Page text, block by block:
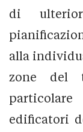
di
alla
zone del
edificatori